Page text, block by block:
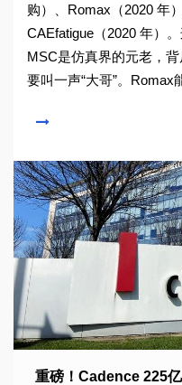
购）、Romax（2020 年
CAEfatigue（2020 年）
MSC是仿真界的元老，
要叫一声“大哥”。Romax
重磅！Cadence 225